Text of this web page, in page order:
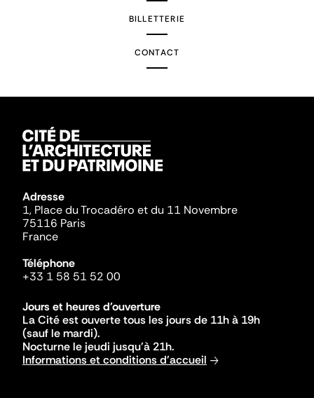
BILLETTERIE
CONTACT
Adresse
1, Place du Trocadéro et du 11 Novembre
75116 Paris
France
Téléphone
+33 1 58 51 52 00
Jours et heures d'ouverture
La Cité est ouverte tous les jours de 11h à 19h
(sauf le mardi).
Nocturne le jeudi jusqu'à 21h.
Informations et conditions d'accueil